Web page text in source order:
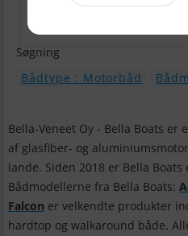
Søgning
Bådtype : Motorbåd
Bella-Veneet Oy - Bella Boats
af glasfiber- og
lande. Siden 2018 er Bella Boats
Bådmodellerne fra Bella Boats:
Falcon er velkendte produkter
hardtop og walkaround både.